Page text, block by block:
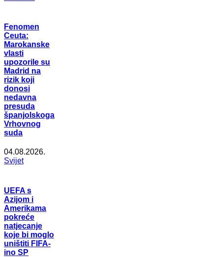
Fenomen
Ceuta:
Marokanske
vlasti
upozorile su
Madrid na
rizik koji
donosi
nedavna
presuda
španjolskoga
Vrhovnog
suda
04.08.2026.
Svijet
UEFA s
Azijom i
Amerikama
pokreće
natjecanje
koje bi moglo
uništiti FIFA-
ino SP